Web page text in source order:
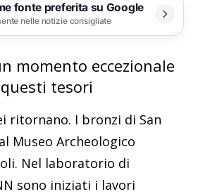
fonte preferita su Google
nelle notizie consigliate
momento eccezionale
tesori
ritornano. I bronzi di San
Museo Archeologico
Nel laboratorio di
sono iniziati i lavori